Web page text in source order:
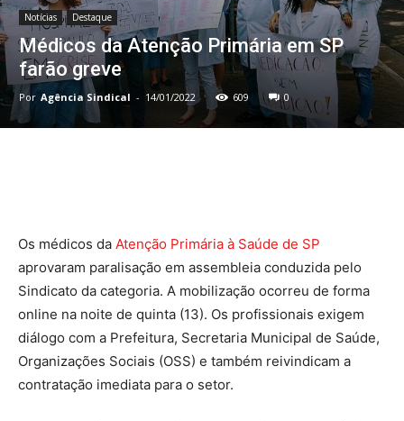
Notícias Destaque
Médicos da Atenção Primária em SP
farão greve
Por Agência Sindical - 14/01/2022 609 0
Os médicos da Atenção Primária à Saúde de SP
aprovaram paralisação em assembleia conduzida pelo
Sindicato da categoria. A mobilização ocorreu de forma
online na noite de quinta (13). Os profissionais exigem
diálogo com a Prefeitura, Secretaria Municipal de Saúde,
Organizações Sociais (OSS) e também reivindicam a
contratação imediata para o setor.